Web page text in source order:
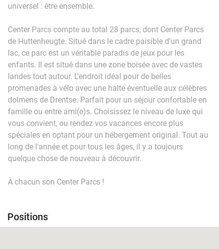
universel : être ensemble.
Center Parcs compte au total 28 parcs, dont Center Parcs
de Huttenheugte. Situé dans le cadre paisible d'un grand
lac, ce parc est un véritable paradis de jeux pour les
enfants. Il est situé dans une zone boisée avec de vastes
landes tout autour. L'endroit idéal pour de belles
promenades à vélo avec une halte éventuelle aux célèbres
dolmens de Drentse. Parfait pour un séjour confortable en
famille ou entre ami(e)s. Choisissez le niveau de luxe qui
vous convient, ou rendez vos vacances encore plus
spéciales en optant pour un hébergement original. Tout au
long de l'année et pour tous les âges, il y a toujours
quelque chose de nouveau à découvrir.
À chacun son Center Parcs !
Positions